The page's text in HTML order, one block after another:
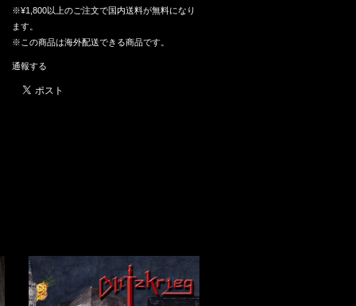
※¥1,800以上のご注文で国内送料が無料になり
ます。
※この商品は海外配送できる商品です。
通報する